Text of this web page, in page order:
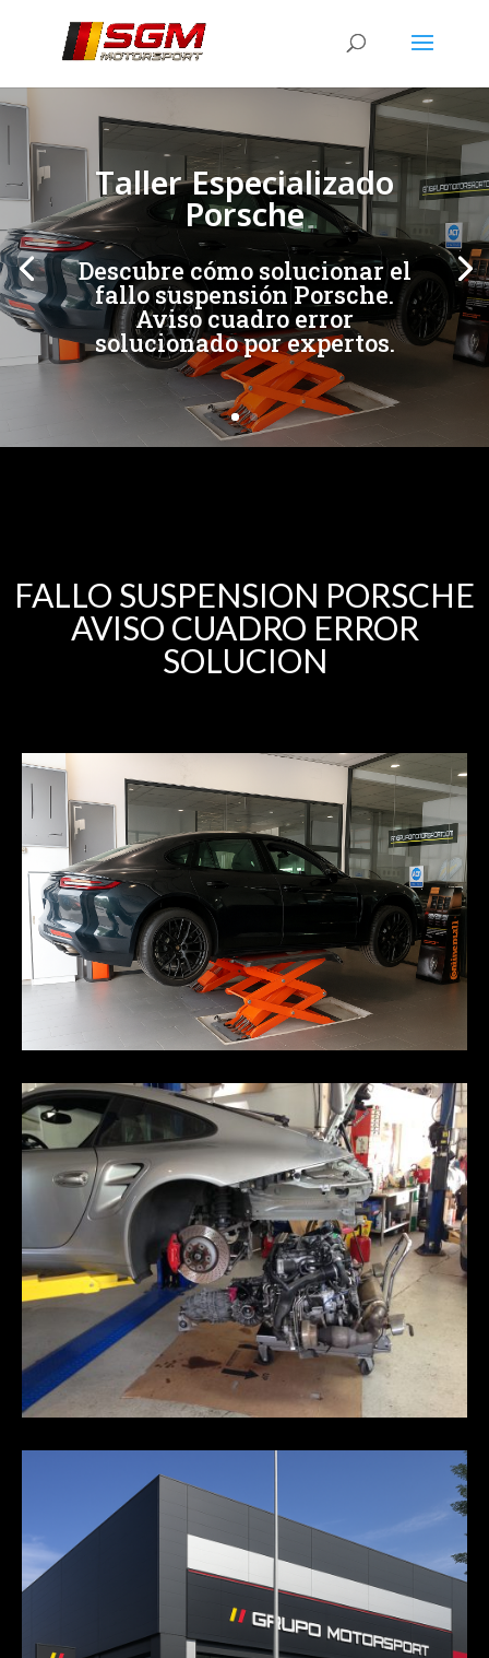
Taller Especializado
Porsche
Descubre cómo solucionar el
fallo suspensión Porsche.
Aviso cuadro error
solucionado por expertos.
[/et_pb_slide]
FALLO SUSPENSION PORSCHE
AVISO CUADRO ERROR
SOLUCION